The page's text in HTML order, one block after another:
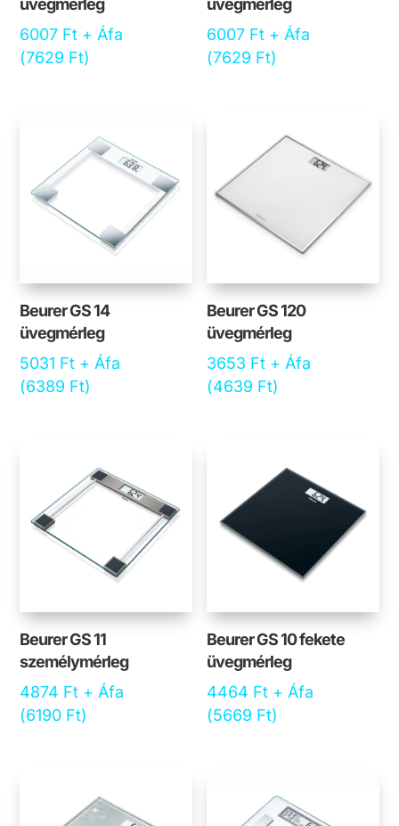
üvegmérleg
6007 Ft + Áfa
(7629 Ft)
üvegmérleg
6007 Ft + Áfa
(7629 Ft)
Beurer GS 14
üvegmérleg
5031 Ft + Áfa
(6389 Ft)
Beurer GS 120
üvegmérleg
3653 Ft + Áfa
(4639 Ft)
Beurer GS 11
személymérleg
4874 Ft + Áfa
(6190 Ft)
Beurer GS 10 fekete
üvegmérleg
4464 Ft + Áfa
(5669 Ft)